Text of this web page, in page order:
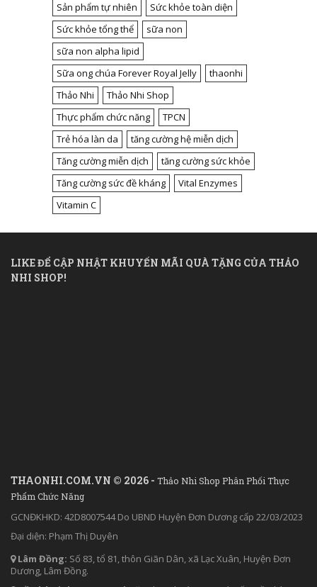
Sản phẩm tự nhiên
Sức khỏe toàn diện
Sức khỏe tổng thể
sữa non
sữa non alpha lipid
Sữa ong chúa Forever Royal Jelly
thaonhi
Thảo Nhi
Thảo Nhi Shop
Thực phẩm chức năng
TPCN
Trẻ hóa làn da
tăng cường hệ miễn dịch
Tăng cường miễn dịch
tăng cường sức khỏe
Tăng cường sức đề kháng
Vital Enzymes
Vitamin C
LIKE ĐỂ CẬP NHẬT KHUYẾN MÃI QUÀ TẶNG CỦA THẢO
NHI SHOP!
THAONHI.COM.VN © 2026 - Thảo Nhi Shop Phân Phối Thực
Phẩm Chức Năng
GCNĐKHKD: 42D8007544 Do UBND Huyện Đơn Dương cấp 22/03/2023
Đại diện: Phạm Thị Duyên
Lâm Đồng: Số 83, tổ 81, thôn Giãn Dân, xã Lạc Xuân, Huyện Đơn
Dương, Lâm Đồng.